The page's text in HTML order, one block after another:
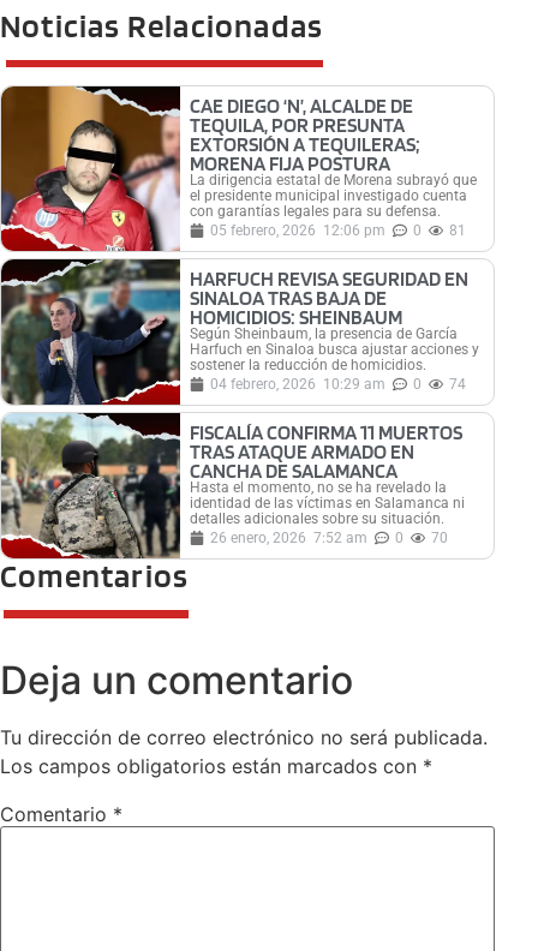
Noticias Relacionadas
CAE DIEGO ‘N’, ALCALDE DE
TEQUILA, POR PRESUNTA
EXTORSIÓN A TEQUILERAS;
MORENA FIJA POSTURA
La dirigencia estatal de Morena subrayó que
el presidente municipal investigado cuenta
con garantías legales para su defensa.
05 febrero, 2026 12:06 pm 0 81
HARFUCH REVISA SEGURIDAD EN
SINALOA TRAS BAJA DE
HOMICIDIOS: SHEINBAUM
Según Sheinbaum, la presencia de García
Harfuch en Sinaloa busca ajustar acciones y
sostener la reducción de homicidios.
04 febrero, 2026 10:29 am 0 74
FISCALÍA CONFIRMA 11 MUERTOS
TRAS ATAQUE ARMADO EN
CANCHA DE SALAMANCA
Hasta el momento, no se ha revelado la
identidad de las víctimas en Salamanca ni
detalles adicionales sobre su situación.
26 enero, 2026 7:52 am 0 70
Comentarios
Deja un comentario
Tu dirección de correo electrónico no será publicada.
Los campos obligatorios están marcados con *
Comentario *